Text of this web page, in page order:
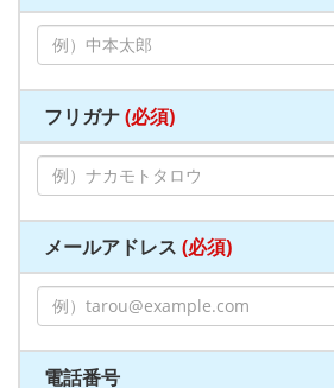
フリガナ(必須)
メールアドレス (必須)
電話番号